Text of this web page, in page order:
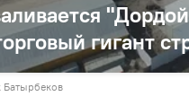
гигант